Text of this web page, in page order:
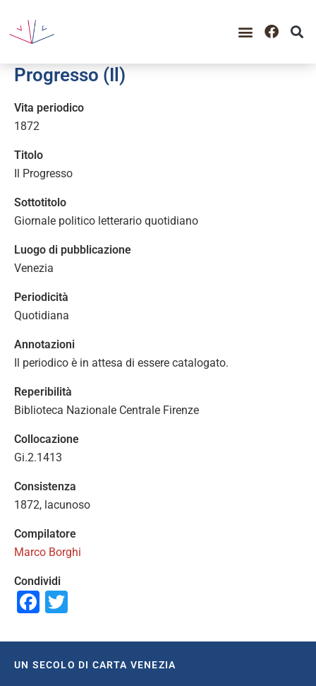
Progresso (Il)
Vita periodico
1872
Titolo
Il Progresso
Sottotitolo
Giornale politico letterario quotidiano
Luogo di pubblicazione
Venezia
Periodicità
Quotidiana
Annotazioni
Il periodico è in attesa di essere catalogato.
Reperibilità
Biblioteca Nazionale Centrale Firenze
Collocazione
Gi.2.1413
Consistenza
1872, lacunoso
Compilatore
Marco Borghi
Condividi
Facebook
UN SECOLO DI CARTA VENEZIA